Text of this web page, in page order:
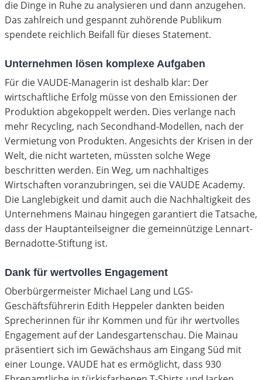
die Dinge in Ruhe zu analysieren und dann anzugehen.
Das zahlreich und gespannt zuhörende Publikum
spendete reichlich Beifall für dieses Statement.
Unternehmen lösen komplexe Aufgaben
Für die VAUDE-Managerin ist deshalb klar: Der
wirtschaftliche Erfolg müsse von den Emissionen der
Produktion abgekoppelt werden. Dies verlange nach
mehr Recycling, nach Secondhand-Modellen, nach der
Vermietung von Produkten. Angesichts der Krisen in der
Welt, die nicht warteten, müssten solche Wege
beschritten werden. Ein Weg, um nachhaltiges
Wirtschaften voranzubringen, sei die VAUDE Academy.
Die Langlebigkeit und damit auch die Nachhaltigkeit des
Unternehmens Mainau hingegen garantiert die Tatsache,
dass der Hauptanteilseigner die gemeinnützige Lennart-
Bernadotte-Stiftung ist.
Dank für wertvolles Engagement
Oberbürgermeister Michael Lang und LGS-
Geschäftsführerin Edith Heppeler dankten beiden
Sprecherinnen für ihr Kommen und für ihr wertvolles
Engagement auf der Landesgartenschau. Die Mainau
präsentiert sich im Gewächshaus am Eingang Süd mit
einer Lounge. VAUDE hat es ermöglicht, dass 930